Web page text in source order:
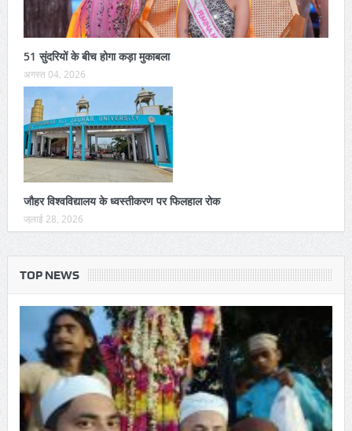
51 सुंदरियों के बीच होगा कड़ा मुकाबला
अगस्त 04, 2026
जौहर विश्वविद्यालय के ध्वस्तीकरण पर फिलहाल रोक
जुलाई 28, 2026
TOP NEWS